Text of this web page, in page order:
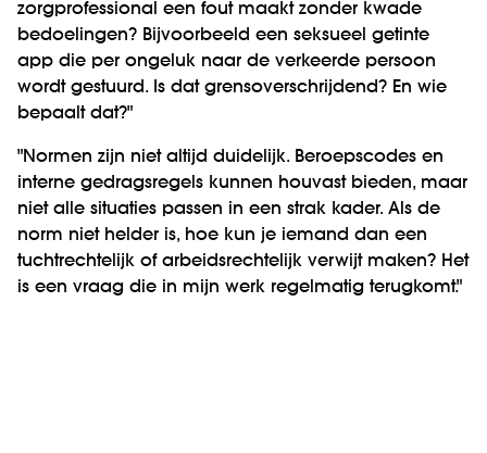
zorgprofessional een fout maakt zonder kwade
bedoelingen? Bijvoorbeeld een seksueel getinte
app die per ongeluk naar de verkeerde persoon
wordt gestuurd. Is dat grensoverschrijdend? En wie
bepaalt dat?"
"Normen zijn niet altijd duidelijk. Beroepscodes en
interne gedragsregels kunnen houvast bieden, maar
niet alle situaties passen in een strak kader. Als de
norm niet helder is, hoe kun je iemand dan een
tuchtrechtelijk of arbeidsrechtelijk verwijt maken? Het
is een vraag die in mijn werk regelmatig terugkomt."